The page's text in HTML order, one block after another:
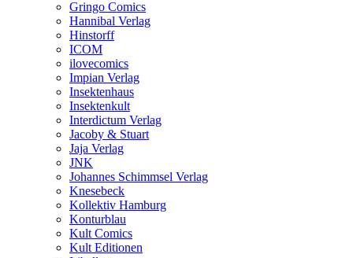
Gringo Comics
Hannibal Verlag
Hinstorff
ICOM
ilovecomics
Impian Verlag
Insektenhaus
Insektenkult
Interdictum Verlag
Jacoby & Stuart
Jaja Verlag
JNK
Johannes Schimmsel Verlag
Knesebeck
Kollektiv Hamburg
Konturblau
Kult Comics
Kult Editionen